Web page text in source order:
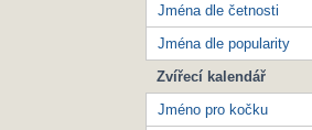
Jména dle četnosti
Jména dle popularity
Zvířecí kalendář
Jméno pro kočku